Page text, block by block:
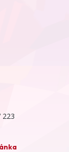
223